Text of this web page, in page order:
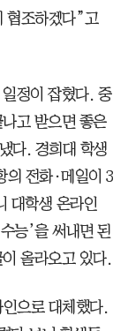
협조하겠다”고
정이 잡혔다. 중
고 받으면 좋은
다. 경희대 학생
의 전화·메일이 3
대학생 온라인
능’을 써내면 된
올라오고 있다.
으로 대체했다.